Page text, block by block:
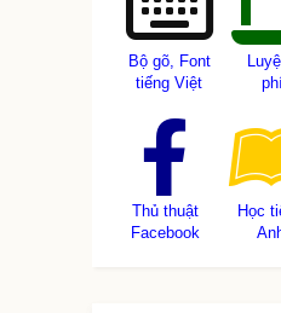
Bộ gõ, Font
tiếng Việt
Thủ thuật
Facebook
Học